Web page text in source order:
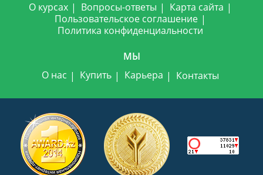
О курсах
Вопросы-ответы
Карта сайта
Пользовательское соглашение
Политика конфиденциальности
МЫ
О нас
Купить Карьера Контакты